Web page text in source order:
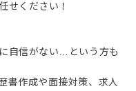
せください！
自信がない…という方も
書作成や面接対策、求人